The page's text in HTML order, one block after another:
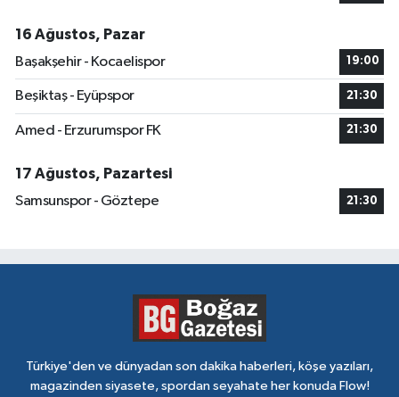
16 Ağustos, Pazar
Başakşehir - Kocaelispor
19:00
Beşiktaş - Eyüpspor 21:30
Amed - Erzurumspor FK 21:30
17 Ağustos, Pazartesi
Samsunspor - Göztepe
21:30
Türkiye'den ve dünyadan son dakika haberleri, köşe yazıları,
magazinden siyasete, spordan seyahate her konuda Flow!